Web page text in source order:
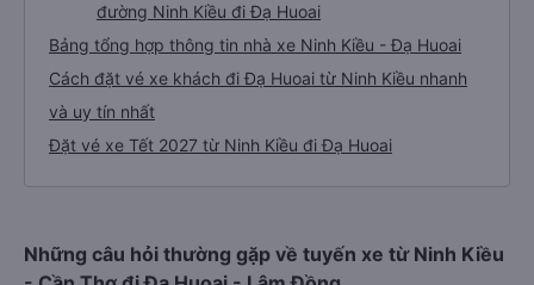
đường Ninh Kiều đi Đạ Huoai
Bảng tổng hợp thông tin nhà xe Ninh Kiều - Đạ Huoai
Cách đặt vé xe khách đi Đạ Huoai từ Ninh Kiều nhanh
và uy tín nhất
Đặt vé xe Tết 2027 từ Ninh Kiều đi Đạ Huoai
Những câu hỏi thường gặp về tuyến xe từ Ninh Kiều